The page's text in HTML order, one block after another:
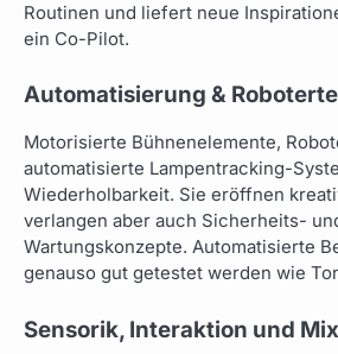
Routinen und liefert neue
ein Co-Pilot.
Automatisierung &
Motorisierte Bühnenelemente,
automatisierte Lampentracking-
Wiederholbarkeit. Sie eröffnen
verlangen aber auch Sicherheits-
Wartungskonzepte. Automatisierte
genauso gut getestet werden wie
Sensorik, Interaktion und